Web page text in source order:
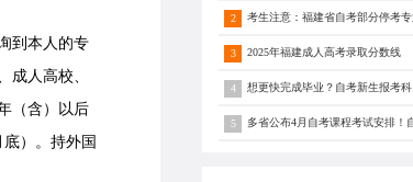
到本人的专
成人高校、
（含）以后
）。持外国
2
3 2025年福建成人高考录取分数线
4
5